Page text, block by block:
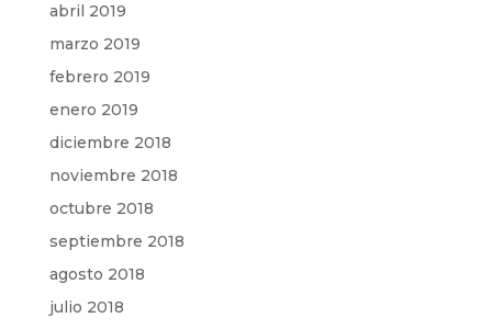
abril 2019
marzo 2019
febrero 2019
enero 2019
diciembre 2018
noviembre 2018
octubre 2018
septiembre 2018
agosto 2018
julio 2018